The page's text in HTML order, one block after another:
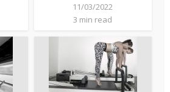
11/03/2022
3 min read